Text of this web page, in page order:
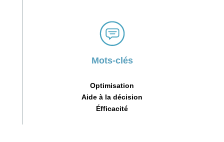
Mots-clés
Optimisation
Aide à la décision
Éfficacité